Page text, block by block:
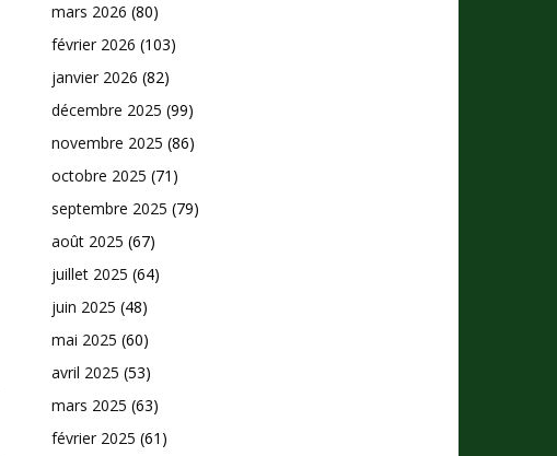
mars 2026 (80)
février 2026 (103)
janvier 2026 (82)
décembre 2025 (99)
novembre 2025 (86)
octobre 2025 (71)
septembre 2025 (79)
août 2025 (67)
juillet 2025 (64)
juin 2025 (48)
mai 2025 (60)
avril 2025 (53)
mars 2025 (63)
février 2025 (61)